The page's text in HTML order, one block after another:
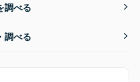
調べる
調べる